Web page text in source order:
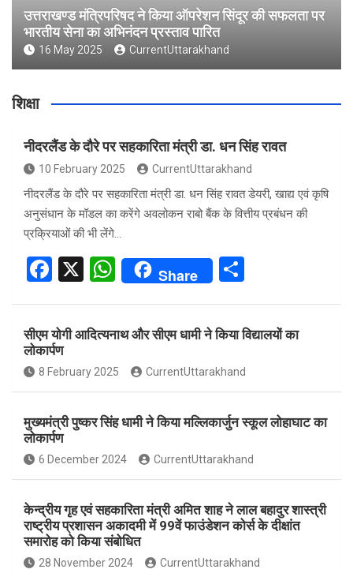
उत्तराखण्ड मंत्रिपरिषद ने किया ऑपरेशन सिंदूर की सफलता पर
भारतीय सेना का अभिनंदन प्रस्ताव पारित
16 May 2025 CurrentUttarakhand
शिक्षा
नीदरलैंड के दौरे पर सहकारिता मंत्री डा. धन सिंह रावत
10 February 2025 CurrentUttarakhand
नीदरलैंड के दौरे पर सहकारिता मंत्री डा. धन सिंह रावत डेयरी, खाद्य एवं कृषि
अनुसंधान के मॉडल का करेंगे अवलोकन राबो बैंक के वित्तीय प्रबंधन की
प्रक्रियाओं की भी लेंगे…
F
ce
b
o
o
k
X
W
s
A
p
p
Share
ar
e
सीएम योगी आदित्यनाथ और सीएम धामी ने किया विद्यालयों का
लोकार्पण
8 February 2025 CurrentUttarakhand
मुख्यमंत्री पुष्कर सिंह धामी ने किया मल्लिकार्जुन स्कूल लोहाघाट का
लोकार्पण
6 December 2024 CurrentUttarakhand
केन्द्रीय गृह एवं सहकारिता मंत्री अमित शाह ने लाल बहादुर शास्त्री
राष्ट्रीय प्रशासन अकादमी में 99वें फाउंडेशन कोर्स के दीक्षांत
समारोह को किया संबोधित
28 November 2024 CurrentUttarakhand